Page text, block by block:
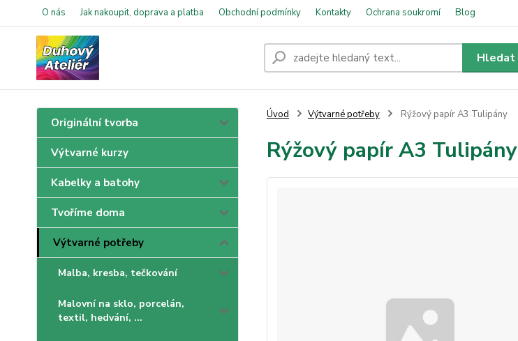
O nás Jak nakoupit, doprava a platba Obchodní podmínky Kontakty Ochrana soukromí Blog
Hledat
Originální tvorba
Výtvarné kurzy
Kabelky a batohy
Tvoříme doma
Výtvarné potřeby
Malba, kresba, tečkování
Malovní na sklo, porcelán,
textil, hedvání, ...
Úvod Výtvarné potřeby Rýžový papír A3 Tulipány
Rýžový papír A3 Tulipány